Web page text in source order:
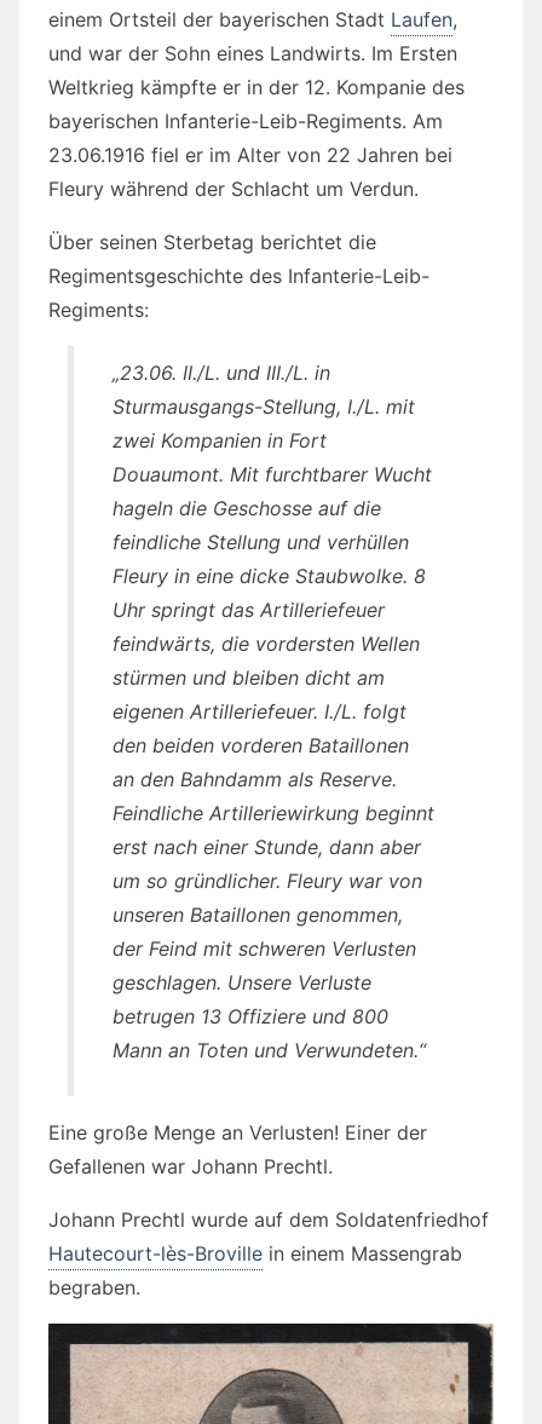
einem Ortsteil der bayerischen Stadt Laufen,
und war der Sohn eines Landwirts. Im Ersten
Weltkrieg kämpfte er in der 12. Kompanie des
bayerischen Infanterie-Leib-Regiments. Am
23.06.1916 fiel er im Alter von 22 Jahren bei
Fleury während der Schlacht um Verdun.
Über seinen Sterbetag berichtet die
Regimentsgeschichte des Infanterie-Leib-
Regiments:
„23.06. II./L. und III./L. in
Sturmausgangs-Stellung, I./L. mit
zwei Kompanien in Fort
Douaumont. Mit furchtbarer Wucht
hageln die Geschosse auf die
feindliche Stellung und verhüllen
Fleury in eine dicke Staubwolke. 8
Uhr springt das Artilleriefeuer
feindwärts, die vordersten Wellen
stürmen und bleiben dicht am
eigenen Artilleriefeuer. I./L. folgt
den beiden vorderen Bataillonen
an den Bahndamm als Reserve.
Feindliche Artilleriewirkung beginnt
erst nach einer Stunde, dann aber
um so gründlicher. Fleury war von
unseren Bataillonen genommen,
der Feind mit schweren Verlusten
geschlagen. Unsere Verluste
betrugen 13 Offiziere und 800
Mann an Toten und Verwundeten.“
Eine große Menge an Verlusten! Einer der
Gefallenen war Johann Prechtl.
Johann Prechtl wurde auf dem Soldatenfriedhof
Hautecourt-lès-Broville in einem Massengrab
begraben.